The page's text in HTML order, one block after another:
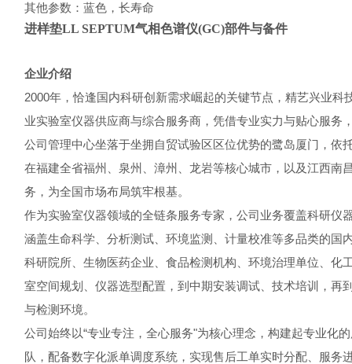
其他参数：蓝色，长寿命
进样垫LL SEPTUM气相色谱仪(GC)部件与备件
企业介绍
2000年，恰逢国内科研创新需求崛起的关键节点，精艺兴业
业实验室仪器供应商与综合服务商，凭借专业实力与贴心服务
公司管理中心坐落于坐拥自贸试验区区位优势的鹭岛厦门，依
在福建全省福州、泉州、漳州、龙岩等核心城市，以及江西
务，为全国市场布局筑牢根基。
作为实验室仪器领域的全链条服务专家，公司业务覆盖科研
涵盖生命科学、分析测试、环境监测、计量校准等多品类的国
科研院所、生物医药企业、食品检测机构、环境治理单位、
室空间规划、仪器选型配置，到中期安装调试、技术培训，
与检测环境。
公司始终以“专业专注，全心服务"为核心理念，构建起专业化
队，配备数字化派单调度系统，实现售后工单实时分配、服